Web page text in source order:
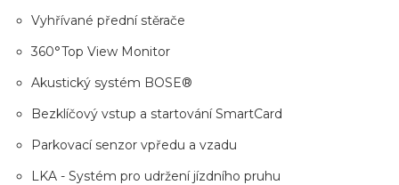
Vyhřívané přední stěrače
360°Top View Monitor
Akustický systém BOSE®
Bezklíčový vstup a startování SmartCard
Parkovací senzor vpředu a vzadu
LKA - Systém pro udržení jízdního pruhu